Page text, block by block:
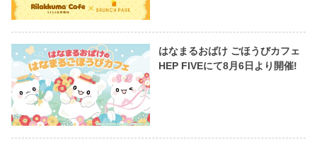
はなまるおばけ ごほうびカフェ
HEP FIVEにて8月6日より開催!